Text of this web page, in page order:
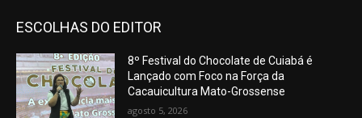
ESCOLHAS DO EDITOR
8º Festival do Chocolate de Cuiabá é
Lançado com Foco na Força da
Cacauicultura Mato-Grossense
agosto 5, 2026